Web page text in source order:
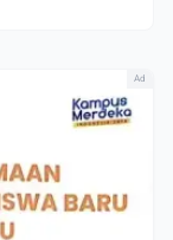
Ad